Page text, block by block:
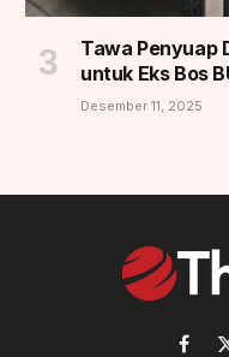
Tawa Penyuap
untuk Eks Bos
Desember 11, 2025